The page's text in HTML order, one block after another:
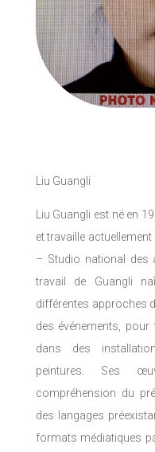
Liu Guangli
Liu Guangli est né en
et travaille
– Studio national des
travail de Guangli
différentes approches
des événements,
dans des
peintures. Ses
compréhension du
des langages
formats médiatiques